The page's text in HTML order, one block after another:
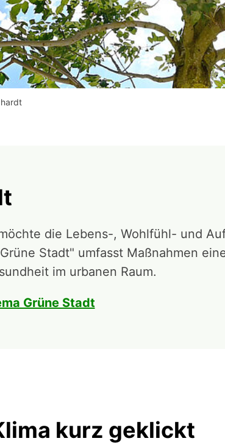
die Lebens-, Wohlfühl- und
Stadt" umfasst Maßnahmen
im urbanen Raum.
Grüne Stadt
kurz geklickt